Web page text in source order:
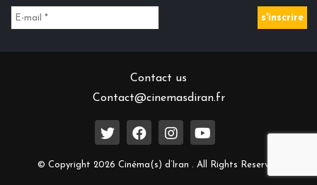
Contact us
Contact@cinemasdiran.fr
© Copyright 2026 Cinéma(s) d’Iran . All Rights Reserved